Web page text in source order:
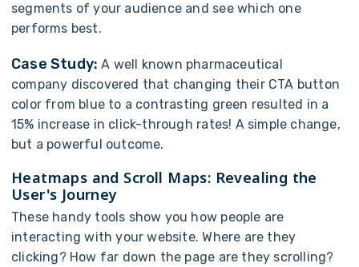
segments of your aud ience and see which one
performs best.
Case Study: A well known pharmaceutical
company discovered that changing their CTA button
color from blue to a contrasting green resulted in a
15% increase in click-through rates! A simple change,
but a powerful outcome.
Heatmaps and Scroll Maps: Revealing the
User's Journey
These handy too s show you how peop e are
interacting with your website. W here are t hey
c icking? H ow far d own the page are t hey scro ing?